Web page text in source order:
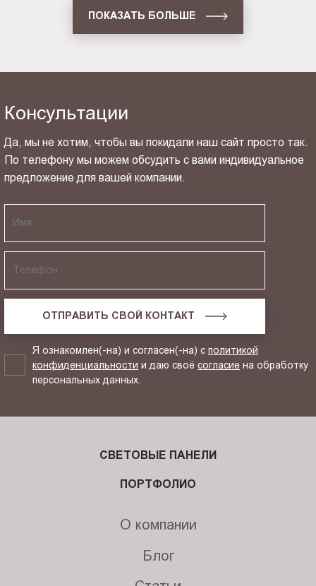
ПОКАЗАТЬ БОЛЬШЕ
Консультации
Да, мы не хотим, чтобы вы покидали наш сайт просто так.
По телефону мы можем обсудить с вами индивидуальное
предложение для вашей компании.
ОТПРАВИТЬ СВОЙ КОНТАКТ
Я ознакомлен(-на) и согласен(-на) сполитикой
конфиденциальности и даю своёсогласие на обработку
персональных данных.
СВЕТОВЫЕ ПАНЕЛИ
ПОРТФОЛИО
О компании
Блог